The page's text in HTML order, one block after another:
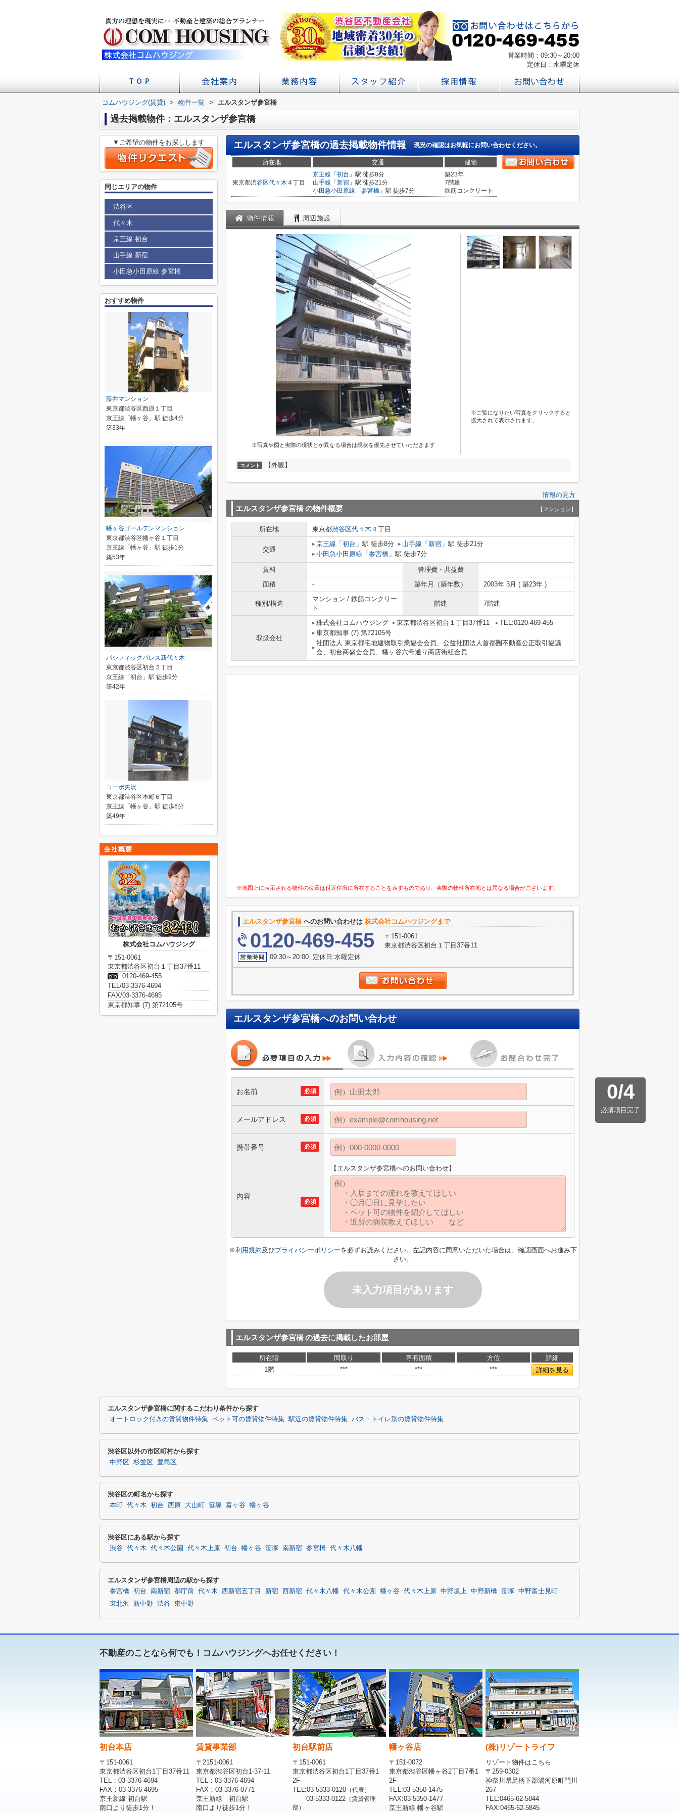
営業時間：09:30～20:00
定休日：水曜定休
店舗へのアクセス
会社概要 初台の賃貸 不動産売買ならコムハウジング
コムハウジング(賃貸) > 物件一覧 > エルスタンザ参宮橋
過去掲載物件：エルスタンザ参宮橋
エルスタンザ参宮橋の過去掲載物件情報 現況の確認はお気軽にお問い合わせください。
所在地 交通 建物
東京都渋谷区代々木４丁目
京王線 「 初台 」駅 徒歩8分
山手線 「 新宿 」駅 徒歩21分
小田急小田原線 「 参宮橋 」駅 徒歩7分
築23年
7階建
鉄筋コンクリート
物件情報 周辺施設
※写真や図と実際の現状とが異なる場合は現状を優先させていただきます
※ご覧になりたい写真をクリックすると
拡大されて表示されます。
コメント 【外観】
情報の見方
エルスタンザ参宮橋の物件概要 【マンション】
所在地 東京都渋谷区代々木 ４丁目
交通
京王線 「 初台 」駅 徒歩8分 山手線 「 新宿 」駅 徒歩21分
小田急小田原線 「 参宮橋 」駅 徒歩7分
賃料 - 管理費・共益費
-
面積
- 築年月（築年数） 2003年 3月 ( 築23年 )
種別/構造
マンション / 鉄筋コンクリー
ト
階建 7階建
取扱会社
株式会社コムハウジング 東京都渋谷区初台１丁目37番11
TEL:0120-469-455
東京都知事 (7) 第72105号
社団法人 東京都宅地建物取引業協会会員、公益社団法人首都圏不動産公正取引協議
会、初台商盛会会員、幡ヶ谷六号通り商店街組合員
※地図上に表示される物件の位置は付近住所に所在することを表すものであり、実際の物件所在地とは異なる場合がございます。
エルスタンザ参宮橋 へのお問い合わせは 株式会社コムハウジングまで
0120-469-455
〒151-0061
東京都渋谷区初台１丁目37番11
09:30～20:00 定休日:水曜定休
エルスタンザ参宮橋へのお問い合わせ
0/4
必須項目完了
必須
お名前
必須
メールアドレス
必須
携帯番号
必須
内容
【エルスタンザ参宮橋へのお問い合わせ】
※利用規約及びプライバシーポリシーを必ずお読みください。左記内容に同意いただいた場合は、確認画面へお進み下
さい。
未入力項目があります
エルスタンザ参宮橋の過去に掲載したお部屋
所在階 間取り 専有面積 方位
詳細
1階
*** *** *** 詳細を見る
▼ご希望の物件をお探しします
同じエリアの物件
渋谷区
代々木
京王線 初台
山手線 新宿
小田急小田原線 参宮橋
おすすめ物件
藤井マンション
東京都渋谷区西原１丁目
京王線「幡ヶ谷」駅 徒歩4分
築33年
幡ヶ谷ゴールデンマンション
東京都渋谷区幡ヶ谷１丁目
京王線「幡ヶ谷」駅 徒歩1分
築53年
パシフィックパレス新代々木
東京都渋谷区初台２丁目
京王線「初台」駅 徒歩9分
築42年
コーポ矢沢
東京都渋谷区本町６丁目
京王線「幡ヶ谷」駅 徒歩6分
築49年
株式会社コムハウジング
〒151-0061
東京都渋谷区初台１丁目37番11
0120-469-455
TEL/03-3376-4694
FAX/03-3376-4695
東京都知事 (7) 第72105号
エルスタンザ参宮橋に関するこだわり条件から探す
オートロック付きの賃貸物件特集 ペット可の賃貸物件特集 駅近の賃貸物件特集 バス・トイレ別の賃貸物件特集
渋谷区以外の市区町村から探す
中野区 杉並区 豊島区
渋谷区の町名から探す
本町 代々木 初台 西原 大山町 笹塚 富ヶ谷 幡ヶ谷
渋谷区にある駅から探す
渋谷 代々木 代々木公園 代々木上原 初台 幡ヶ谷 笹塚 南新宿 参宮橋 代々木八幡
エルスタンザ参宮橋周辺の駅から探す
参宮橋 初台 南新宿 都庁前 代々木 西新宿五丁目 新宿 西新宿 代々木八幡 代々木公園 幡ヶ谷 代々木上原 中野坂上 中野新橋 笹塚 中野富士見町
東北沢
新中野 渋谷 東中野
不動産のことなら何でも！コムハウジングへお任せください！
初台本店
〒151-0061
東京都渋谷区初台1丁目37番11
TEL：03-3376-4694
FAX：03-3376-4695
京王新線 初台駅
南口より徒歩1分！
賃貸事業部
〒2151-0061
東京都渋谷区初台1-37-11
TEL：03-3376-4694
FAX：03-3376-0771
京王新線 初台駅
南口より徒歩1分！
初台駅前店
〒151-0061
東京都渋谷区初台1丁目37番1
2F
TEL:03-5333-0120 （代表）
03-5333-0122（賃貸管理
部）
幡ヶ谷店
〒151-0072
東京都渋谷区幡ヶ谷2丁目7番1
2F
TEL:03-5350-1475
FAX:03-5350-1477
京王新線 幡ヶ谷駅
(株)リゾートライフ
リゾート物件はこちら
〒259-0302
神奈川県足柄下郡湯河原町門川
267
TEL:0465-62-5844
FAX:0465-62-5845